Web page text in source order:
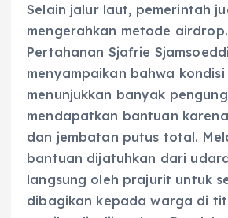
Selain jalur laut, pemerintah
mengerahkan metode
Pertahanan Sjafrie
menyampaikan bahwa
menunjukkan banyak
mendapatkan bantuan
dan jembatan putus total.
bantuan dijatuhkan dari
langsung oleh prajurit untuk
dibagikan kepada warga di